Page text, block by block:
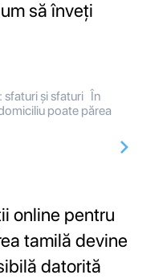
să înveți
sfaturi și sfaturi În
poate părea
online pentru
tamilă devine
datorită